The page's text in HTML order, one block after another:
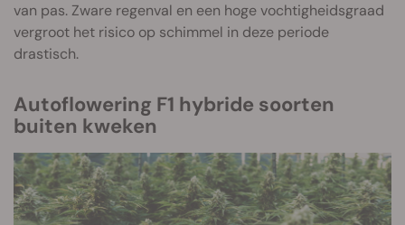
van pas. Zware regenval en een hoge vochtigheidsgraad
vergroot het risico op schimmel in deze periode
drastisch.
Autoflowering F1 hybride soorten
buiten kweken